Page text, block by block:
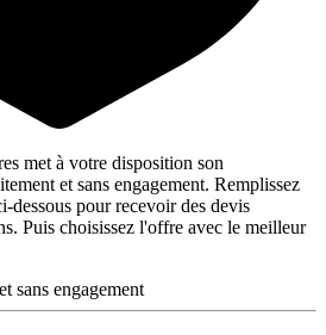
met à votre disposition son
et sans engagement. Remplissez
dessous pour recevoir des devis
Puis choisissez l'offre avec le meilleur
sans engagement